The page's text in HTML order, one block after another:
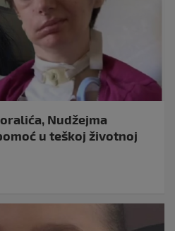
Nudžejma
u teškoj životnoj